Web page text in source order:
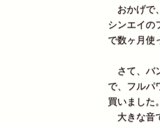
おかげで
シンエイの
で数ヶ月使
さて、バ
で、フルパ
買いました。
大きな音